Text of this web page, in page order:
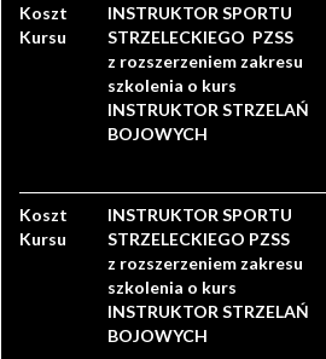
Koszt
Kursu
INSTRUKTOR SPORTU
STRZELECKIEGO PZSS
z rozszerzeniem zakresu
szkolenia o kurs
INSTRUKTOR STRZELAŃ
BOJOWYCH
Koszt
Kursu
INSTRUKTOR SPORTU
STRZELECKIEGO PZSS
z rozszerzeniem zakresu
szkolenia o kurs
INSTRUKTOR STRZELAŃ
BOJOWYCH